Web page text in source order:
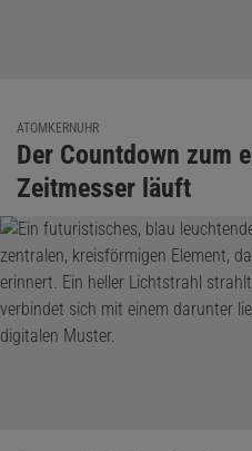
ATOMKERNUHR
Der Countdown zum
Zeitmesser läuft